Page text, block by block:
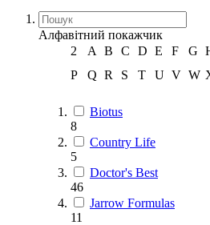
Алфавітний покажчик
2
A B C D E F G
P
Q R S T U V W
Biotus
8
Country Life
5
Doctor's Best
46
Jarrow Formulas
11